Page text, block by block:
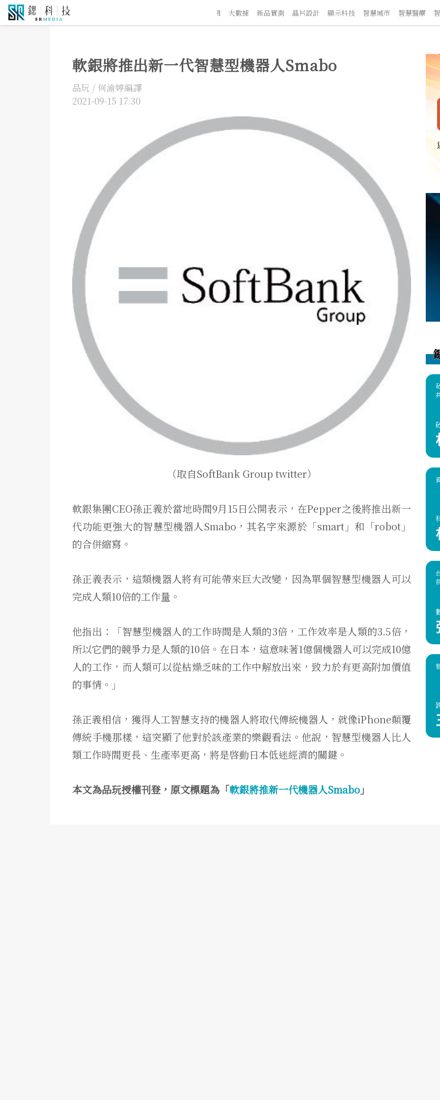
軟銀將推出新一代智慧型機器人Smabo
品玩 / 何渝婷編譯
2021-09-15 17:30
（取自SoftBank Group twitter）
軟銀集團CEO孫正義於當地時間9月15日公開表示，在Pepper之後將推出新一
代功能更強大的智慧型機器人Smabo，其名字來源於「smart」和「robot」
的合併縮寫。
孫正義表示，這類機器人將有可能帶來巨大改變，因為單個智慧型機器人可以
完成人類10倍的工作量。
他指出：「智慧型機器人的工作時間是人類的3倍，工作效率是人類的3.5倍，
所以它們的競爭力是人類的10倍。在日本，這意味著1億個機器人可以完成10億
人的工作，而人類可以從枯燥乏味的工作中解放出來，致力於有更高附加價值
的事情。」
孫正義相信，獲得人工智慧支持的機器人將取代傳統機器人，就像iPhone顛覆
傳統手機那樣，這突顯了他對於該產業的樂觀看法。他說，智慧型機器人比人
類工作時間更長、生產率更高，將是啓動日本低迷經濟的關鍵。
本文為品玩授權刊登，原文標題為「軟銀將推新一代機器人Smabo 」
大數據 新品實測 晶片設計 顯示科技 智慧城市 智慧醫療 智